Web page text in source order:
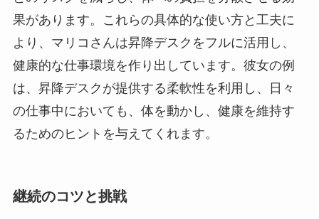
果があります。これらの具体的な使い方と工夫に
より、マリコさんは昇降デスクをフルに活用し、
健康的な仕事環境を作り出しています。彼女の例
は、昇降デスクが提供する柔軟性を利用し、日々
の仕事中においても、体を動かし、健康を維持す
るためのヒントを与えてくれます。
継続のコツと挑戦